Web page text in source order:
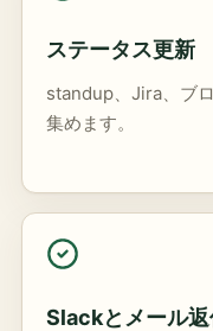
ステータス更新
standup、Jira、ブ
集めます。
Slackとメール